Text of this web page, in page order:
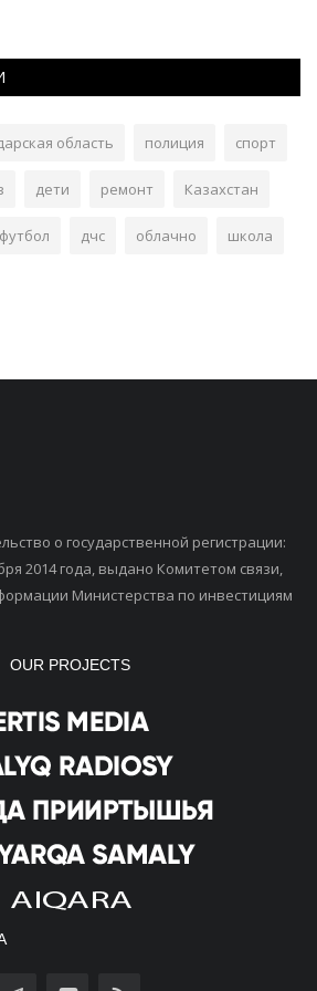
область полиция спорт
дети ремонт Казахстан
футбол дчс облачно школа
о государственной регистрации:
2014 года, выдано Комитетом связи,
Министерства по инвестициям
OUR PROJECTS